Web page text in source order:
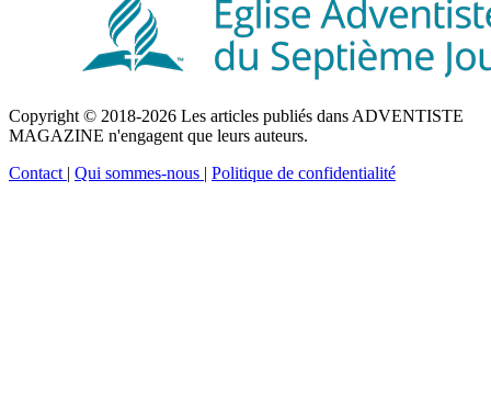
Copyright © 2018-2026 Les articles publiés dans ADVENTISTE
MAGAZINE n'engagent que leurs auteurs.
Contact | Qui sommes-nous | Politique de confidentialité